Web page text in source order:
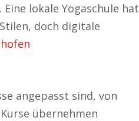
lokale Yogaschule hat
doch digitale
angepasst sind, von
übernehmen